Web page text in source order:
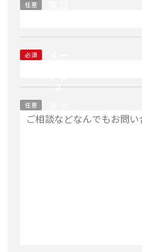
任意
必須
ス
任意
セー
ジ